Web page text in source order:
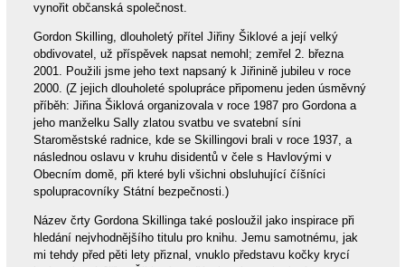
vynořit občanská společnost.
Gordon Skilling, dlouholetý přítel Jiřiny Šiklové a její velký
obdivovatel, už příspěvek napsat nemohl; zemřel 2. března
2001. Použili jsme jeho text napsaný k Jiřinině jubileu v roce
2000. (Z jejich dlouholeté spolupráce připomenu jeden úsměvný
příběh: Jiřina Šiklová organizovala v roce 1987 pro Gordona a
jeho manželku Sally zlatou svatbu ve svatební síni
Staroměstské radnice, kde se Skillingovi brali v roce 1937, a
následnou oslavu v kruhu disidentů v čele s Havlovými v
Obecním domě, při které byli všichni obsluhující číšníci
spolupracovníky Státní bezpečnosti.)
Název črty Gordona Skillinga také posloužil jako inspirace při
hledání nejvhodnějšího titulu pro knihu. Jemu samotnému, jak
mi tehdy před pěti lety přiznal, vnuklo představu kočky krycí